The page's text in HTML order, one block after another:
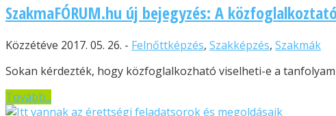
SzakmaFÓRUM.hu új bejegyzés: A
Közzétéve 2017. 05. 26. - Felnőttképzés, Szakképzés, Szakmák
Sokan kérdezték, hogy közfoglalkozható viselheti-e a
Tovább...